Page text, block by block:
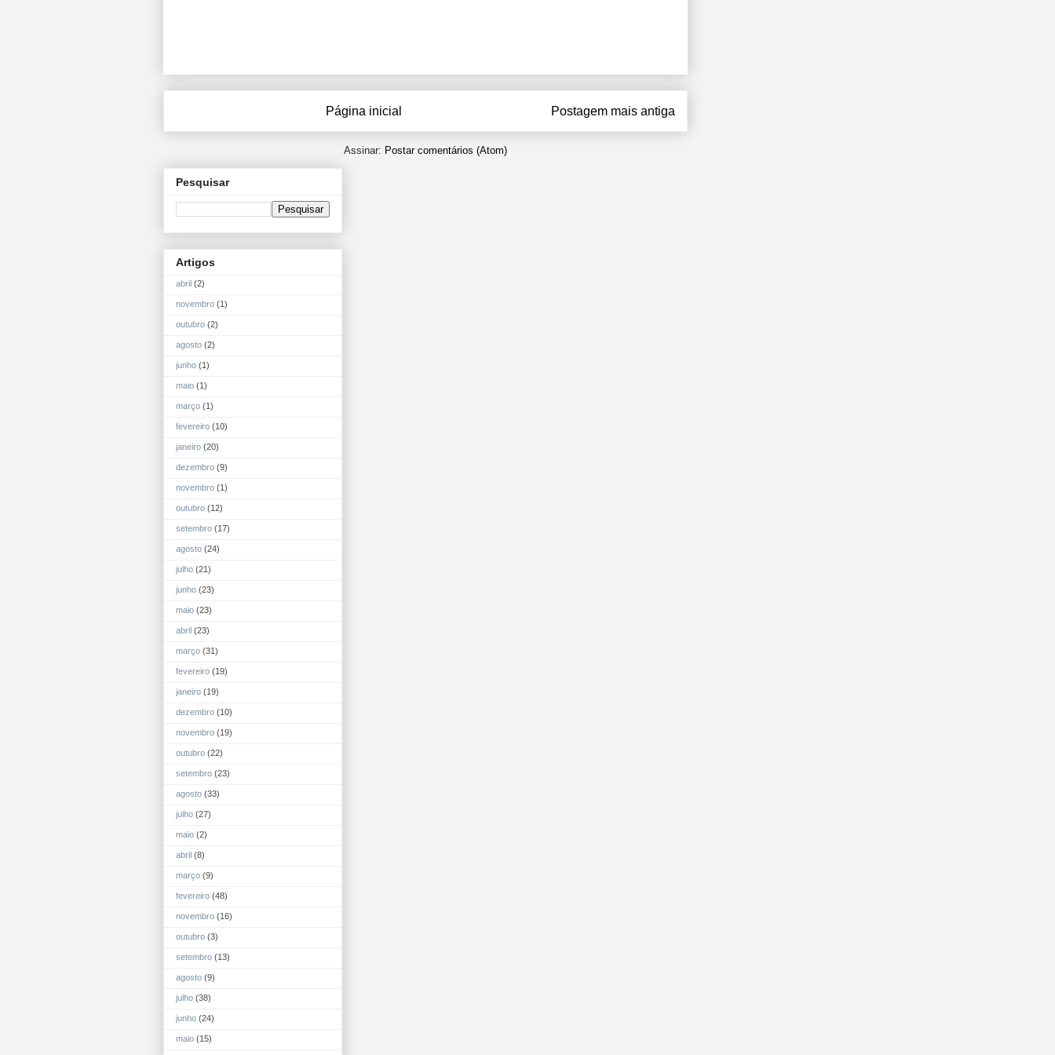
Postagem mais antiga
Página inicial
Assinar: Postar comentários (Atom)
Pesquisar
Artigos
abril (2)
novembro (1)
outubro (2)
agosto (2)
junho (1)
maio (1)
março (1)
fevereiro (10)
janeiro (20)
dezembro (9)
novembro (1)
outubro (12)
setembro (17)
agosto (24)
julho (21)
junho (23)
maio (23)
abril (23)
março (31)
fevereiro (19)
janeiro (19)
dezembro (10)
novembro (19)
outubro (22)
setembro (23)
agosto (33)
julho (27)
maio (2)
abril (8)
março (9)
fevereiro (48)
novembro (16)
outubro (3)
setembro (13)
agosto (9)
julho (38)
junho (24)
maio (15)